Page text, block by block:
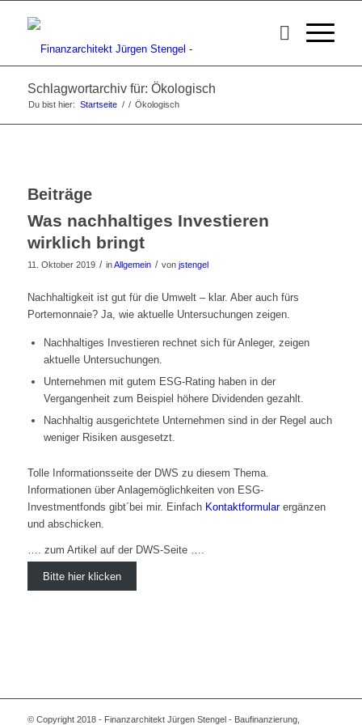
Schlagwortarchiv für: Ökologisch
Du bist hier: Startseite / / Ökologisch
Beiträge
Was nachhaltiges Investieren
wirklich bringt
11. Oktober 2019 / inAllgemein / von jstengel
Nachhaltigkeit ist gut für die Umwelt – klar. Aber auch fürs
Portemonnaie? Ja, wie aktuelle Untersuchungen zeigen.
Nachhaltiges Investieren rechnet sich für Anleger, zeigen
aktuelle Untersuchungen.
Unternehmen mit gutem ESG-Rating haben in der
Vergangenheit zum Beispiel höhere Dividenden gezahlt.
Nachhaltig ausgerichtete Unternehmen sind in der Regel auch
weniger Risiken ausgesetzt.
Tolle Informationsseite der DWS zu diesem Thema.
Informationen über Anlagemöglichkeiten von ESG-
Investmentfonds gibt´bei mir. Einfach Kontaktformular ergänzen
und abschicken.
…. zum Artikel auf der DWS-Seite ….
Bitte hier klicken
© Copyright 2018 - Finanzarchitekt Jürgen Stengel - Baufinanzierung,